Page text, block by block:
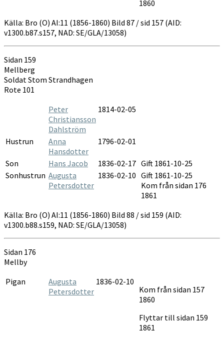
1860
Källa: Bro (O) AI:11 (1856-1860) Bild 87 / sid 157 (AID:
v1300.b87.s157, NAD: SE/GLA/13058)
Sidan 159
Mellberg
Soldat Stom Strandhagen
Rote 101
Peter
Christiansson
Dahlström
1814-02-05
Hustrun
Anna
Hansdotter
1796-02-01
Son Hans Jacob 1836-02-17 Gift 1861-10-25
Sonhustrun Augusta
Petersdotter
1836-02-10 Gift 1861-10-25
Kom från sidan 176
1861
Källa: Bro (O) AI:11 (1856-1860) Bild 88 / sid 159 (AID:
v1300.b88.s159, NAD: SE/GLA/13058)
Sidan 176
Mellby
Pigan
Augusta
Petersdotter
1836-02-10
Kom från sidan 157
1860
Flyttar till sidan 159
1861